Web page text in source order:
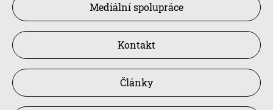
Mediální spolupráce
Kontakt
Články